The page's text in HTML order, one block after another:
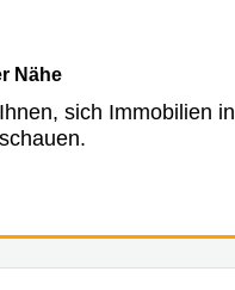
Nähe
sich Immobilien